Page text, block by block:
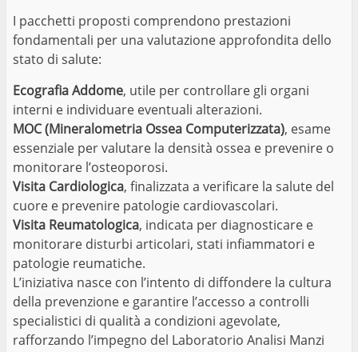
I pacchetti proposti comprendono prestazioni
fondamentali per una valutazione approfondita dello
stato di salute:
Ecografia Addome, utile per controllare gli organi
interni e individuare eventuali alterazioni.
MOC (Mineralometria Ossea Computerizzata), esame
essenziale per valutare la densità ossea e prevenire o
monitorare l’osteoporosi.
Visita Cardiologica, finalizzata a verificare la salute del
cuore e prevenire patologie cardiovascolari.
Visita Reumatologica, indicata per diagnosticare e
monitorare disturbi articolari, stati infiammatori e
patologie reumatiche.
L’iniziativa nasce con l’intento di diffondere la cultura
della prevenzione e garantire l’accesso a controlli
specialistici di qualità a condizioni agevolate,
rafforzando l’impegno del Laboratorio Analisi Manzi